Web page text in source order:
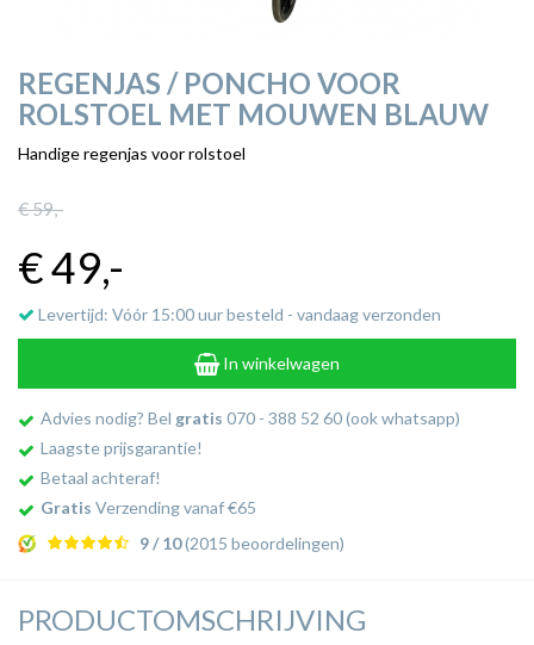
REGENJAS / PONCHO VOOR
ROLSTOEL MET MOUWEN BLAUW
Handige regenjas voor rolstoel
€ 59,-
€ 49,-
Levertijd: Vóór 15:00 uur besteld - vandaag verzonden
In winkelwagen
Advies nodig? Bel gratis 070 - 388 52 60 (ook whatsapp)
Laagste prijsgarantie!
Betaal achteraf!
Gratis Verzending vanaf €65
9 / 10(2015 beoordelingen)
PRODUCTOMSCHRIJVING